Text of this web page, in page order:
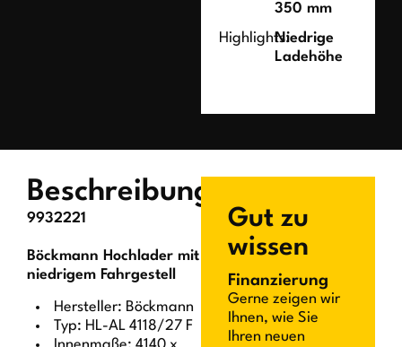
350 mm
Highlights:Niedrige
Ladehöhe
Beschreibung
9932221
Böckmann Hochlader mit
niedrigem Fahrgestell
Hersteller: Böckmann
Typ: HL-AL 4118/27 F
Gut zu
wissen
Finanzierung
Gerne zeigen wir
Ihnen, wie Sie
Ihren neuen